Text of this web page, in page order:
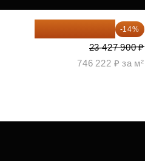
-14%
23 427 900 ₽
746 222 ₽ за м²